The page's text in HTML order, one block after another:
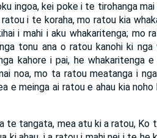
ingoa, kei poke i te tirohanga
i te koraha, mo ratou kia
i mahi i aku whakaritenga; mo
tonu ana o ratou kanohi ki
kahore i pai, he whakaritenga
noa, mo ta ratou meatanga i
meinga ai ratou e ahau kia noho
te tangata, mea atu ki a ratou, Ko